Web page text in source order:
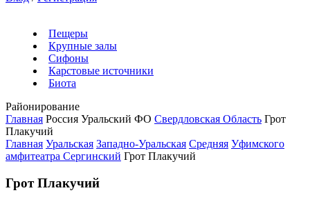
Пещеры
Крупные залы
Сифоны
Карстовые источники
Биота
Районирование
Главная Россия Уральский ФО Свердловская Область Грот
Плакучий
Главная Уральская Западно-Уральская Средняя Уфимского
амфитеатра Сергинский Грот Плакучий
Грот Плакучий